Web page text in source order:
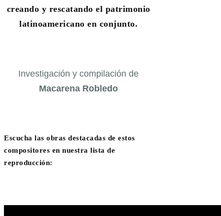
creando y rescatando el patrimonio
latinoamericano en conjunto.
Investigación y compilación de
Macarena Robledo
Escucha las obras destacadas de estos
compositores en nuestra lista de
reproducción: